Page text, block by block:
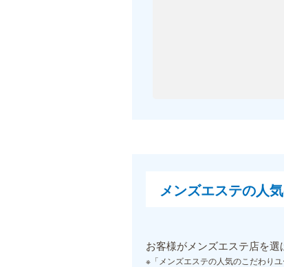
メンズエステの人
お客様がメンズエステ店を
※「メンズエステの人気のこだわり